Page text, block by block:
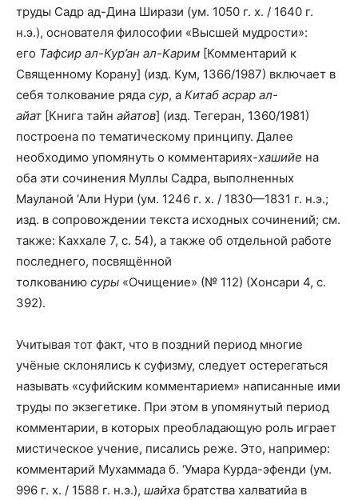
труды Садр ад-Дина Ширази (ум. 1050 г. х. / 1640 г.
н.э.), основателя философии «Высшей мудрости»:
его Тафсир ал-Кур’ан ал-Карим [Комментарий к
Священному Корану] (изд. Кум, 1366/1987) включает в
себя толкование ряда сур, а Китаб асрар ал-
айат [Книга тайн айатов] (изд. Тегеран, 1360/1981)
построена по тематическому принципу. Далее
необходимо упомянуть о комментариях-хашийе на
оба эти сочинения Муллы Садра, выполненных
Мауланой ‘Али Нури (ум. 1246 г. х. / 1830—1831 г. н.э.;
изд. в сопровождении текста исходных сочинений; см.
также: Каххале 7, с. 54), а также об отдельной работе
последнего, посвящённой
толкованию суры «Очищение» (№ 112) (Хонсари 4, с.
392).
Учитывая тот факт, что в поздний период многие
учёные склонялись к суфизму, следует остерегаться
называть «суфийским комментарием» написанные ими
труды по экзегетике. При этом в упомянутый период
комментарии, в которых преобладающую роль играет
мистическое учение, писались реже. Это, например:
комментарий Мухаммада б. ‘Умара Курда-эфенди (ум.
996 г. х. / 1588 г. н.э.), шайха братства халватийа в